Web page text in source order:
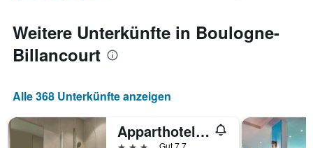
den
Zimmerpreis
Weitere Unterkünfte in Boulogne-
Billancourt
Alle 368 Unterkünfte anzeigen
Apparthotel Mercure Paris Boulogne